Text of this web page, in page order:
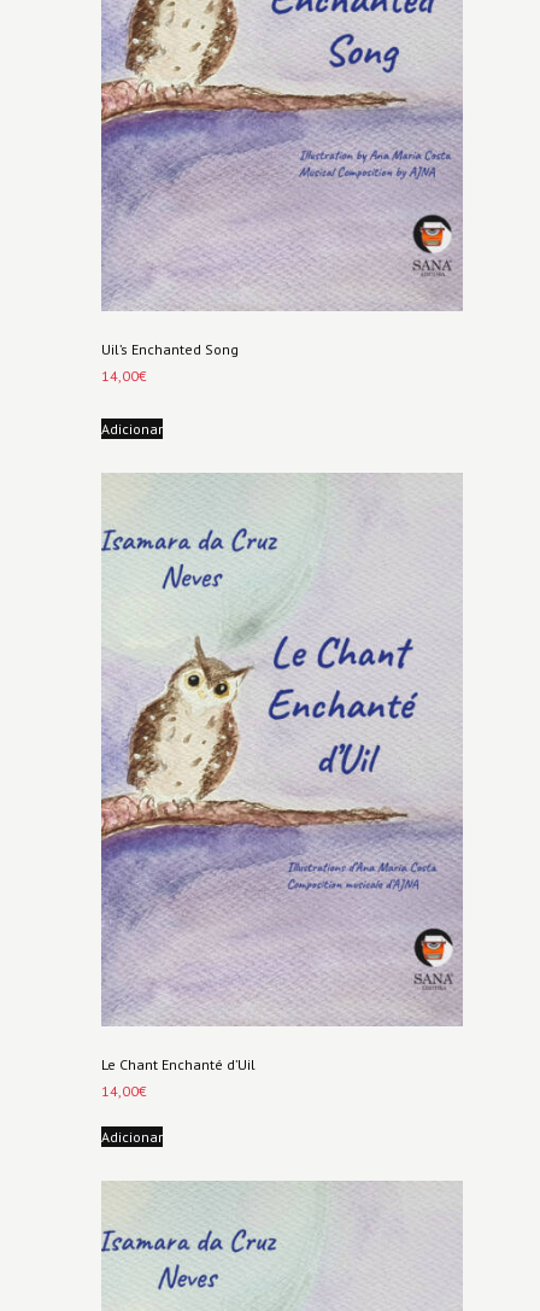
Uil’s Enchanted Song
14,00€
Adicionar
Le Chant Enchanté d’Uil
14,00€
Adicionar